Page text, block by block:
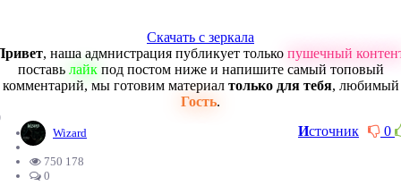
Скачать с зеркала
, наша адмнистрация публикует только пушечный
поставь лайкпод постом ниже и напишите самый топовый
комментарий, мы готовим материал только для тебя, любимый
Гость.
0
Источник
Wizard
750 178
0